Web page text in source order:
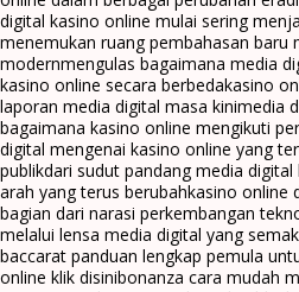
digital kasino online mulai sering
menemukan ruang pembahasan baru
modernmengulas bagaimana media
kasino online secara berbedakasino
laporan media digital masa kinimedia
bagaimana kasino online mengikuti
digital mengenai kasino online yang
publikdari sudut pandang media
arah yang terus berubahkasino online
bagian dari narasi perkembangan
melalui lensa media digital yang
baccarat panduan lengkap pemula
online klik disinibonanza cara mudah